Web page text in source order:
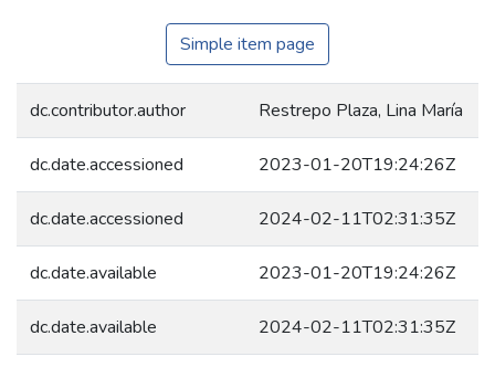
Simple item page
dc.contributor.author Restrepo Plaza, Lina María
dc.date.accessioned 2023-01-20T19:24:26Z
dc.date.accessioned 2024-02-11T02:31:35Z
dc.date.available 2023-01-20T19:24:26Z
dc.date.available 2024-02-11T02:31:35Z